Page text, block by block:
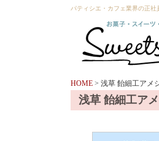
パティシエ・カフェ業界の正社
HOME > 浅草 飴細工アメ
浅草 飴細工ア